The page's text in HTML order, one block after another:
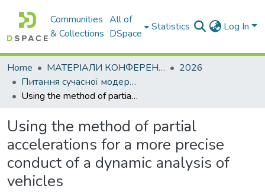
Communities
& Collections
All of
DSpace
Statistics Log In
Home МАТЕРІАЛИ КОНФЕРЕНЦІЙ
2026
Питання сучасної модернізації науки та освіти– 2026. Частина 5
Using the method of partial accelerations for a more precise conduct of a dynamic analysis of vehicles
Using the method of partial
accelerations for a more precise
conduct of a dynamic analysis of
vehicles